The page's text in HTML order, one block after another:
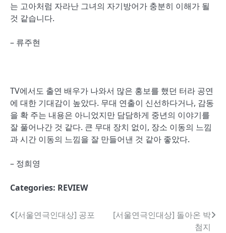
는 고아처럼 자라난 그녀의 자기방어가 충분히 이해가 될
것 같습니다.
– 류주현
TV에서도 출연 배우가 나와서 많은 홍보를 했던 터라 공연
에 대한 기대감이 높았다. 무대 연출이 신선하다거나, 감동
을 확 주는 내용은 아니었지만 담담하게 중년의 이야기를
잘 풀어나간 것 같다. 큰 무대 장치 없이, 장소 이동의 느낌
과 시간 이동의 느낌을 잘 만들어낸 것 같아 좋았다.
– 정희영
Categories: REVIEW
글[서울연극인대상] 공포
[서울연극인대상] 돌아온 박
첨지